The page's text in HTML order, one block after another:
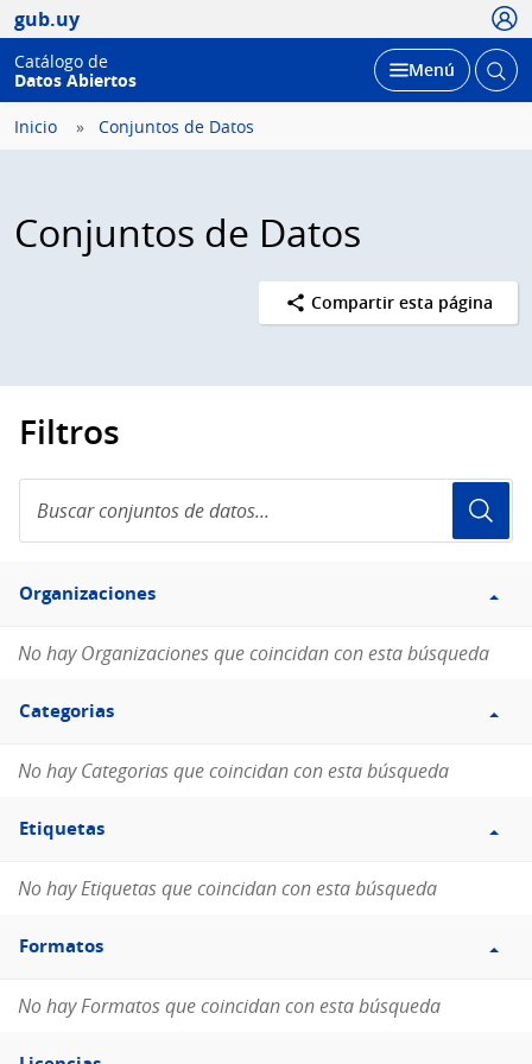
gub.uy
Catálogo de
Datos Abiertos
Desplegar
Menú Abrir
Inicio Conjuntos de Datos
Conjuntos de Datos
Compartir esta página
Filtros
conjuntos
de
Filtro
Organizaciones
Organizaciones
No hay Organizaciones que coincidan con esta búsqueda
Filtro
Categorias
Categorias
No hay Categorias que coincidan con esta búsqueda
Filtro
Etiquetas
Etiquetas
No hay Etiquetas que coincidan con esta búsqueda
Filtro
Formatos
Formatos
No hay Formatos que coincidan con esta búsqueda
Filtro